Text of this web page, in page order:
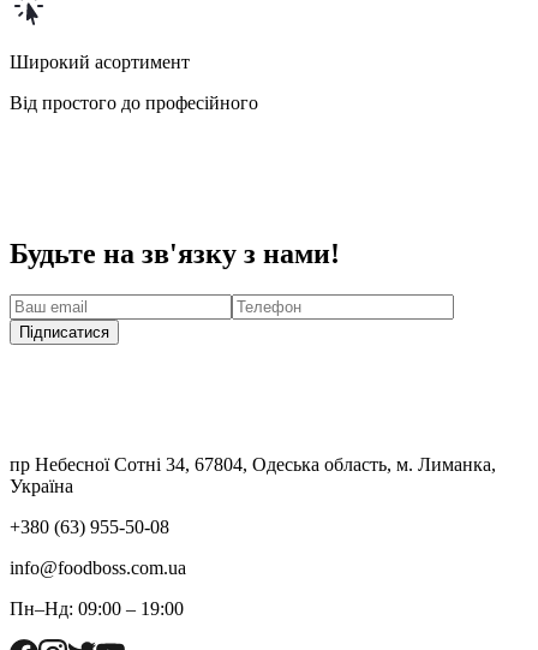
Широкий асортимент
Від простого до професійного
Будьте на зв'язку з нами!
Підписатися
пр Небесної Сотні 34, 67804, Одеська область, м. Лиманка,
Україна
+380 (63) 955-50-08
info@foodboss.com.ua
Пн–Нд: 09:00 – 19:00